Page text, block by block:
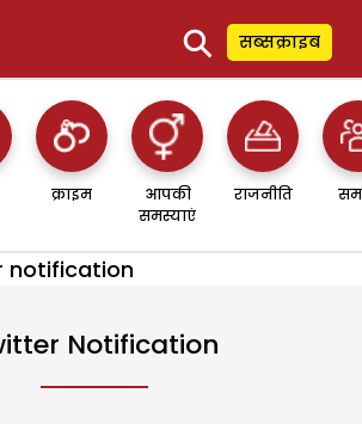
⚲ सब्सक्राइब
क्राइम
आपकी
समस्याएं
राजनीति
notification
Notification